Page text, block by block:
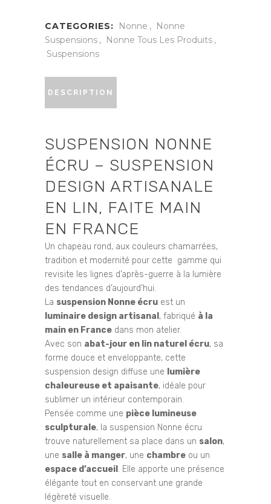
quantity
CATEGORIES: Nonne , Nonne
Suspensions , Nonne Tous Les Produits ,
Suspensions
DESCRIPTION
SUSPENSION NONNE
ÉCRU – SUSPENSION
DESIGN ARTISANALE
EN LIN, FAITE MAIN
EN FRANCE
Un chapeau rond, aux couleurs chamarrées,
tradition et modernité pour cette gamme qui
revisite les lignes d’après-guerre à la lumière
des tendances d’aujourd’hui.
La suspension Nonne écru est un
luminaire design artisanal , fabriqué à la
main en France dans mon atelier.
Avec son abat-jour en lin naturel écru, sa
forme douce et enveloppante, cette
suspension design diffuse une lumière
chaleureuse et apaisante, idéale pour
sublimer un intérieur contemporain.
Pensée comme une pièce lumineuse
sculpturale, la suspension Nonne écru
trouve naturellement sa place dans un salon,
une salle à manger, une chambre ou un
espace d’accueil . Elle apporte une présence
élégante tout en conservant une grande
légèreté visuelle.